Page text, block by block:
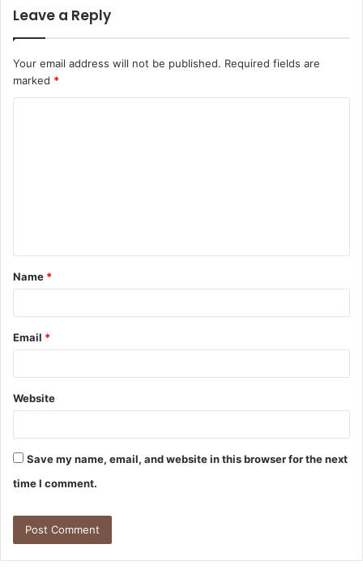
Leave a Reply
Your email address will not be published. Required fields are
marked *
t
*
Name *
Email *
Website
Save my name, email, and website in this browser for the next
time I comment.